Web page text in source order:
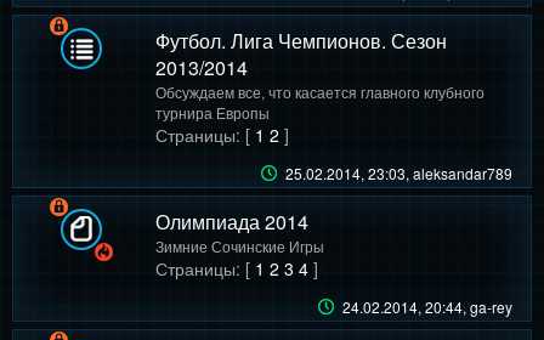
Футбол. Лига Чемпионов. Сезон
2013/2014
Обсуждаем все, что касается главного клубного
турнира Европы
Страницы: [ 1 2 ]
25.02.2014, 23:03, aleksandar789
Олимпиада 2014
Зимние Сочинские Игры
Страницы: [ 1 2 3 4]
24.02.2014, 20:44, ga-rey